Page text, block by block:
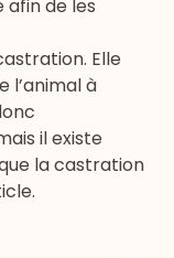
afin de les
Elle
l’animal à
il existe
la castration